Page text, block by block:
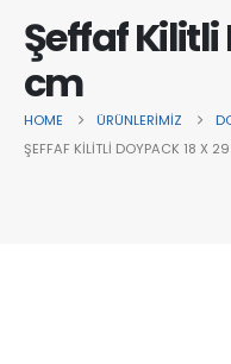
Şeffaf Kilitli
cm
HOME ÜRÜNLERIMIZ
ŞEFFAF KILITLI DOYPACK 18 X